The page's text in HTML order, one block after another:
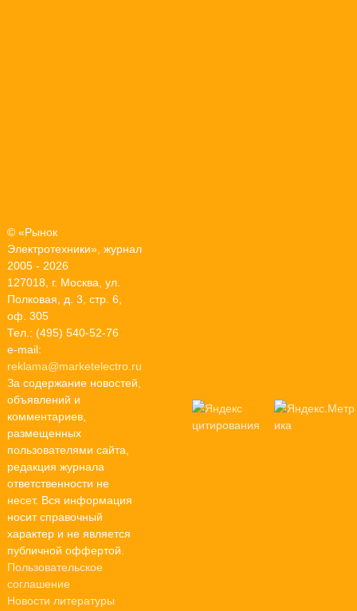
© «Рынок
Электротехники», журнал
2005 - 2026
127018, г. Москва, ул.
Полковая, д. 3, стр. 6,
оф. 305
Тел.: (495) 540-52-76
e-mail:
reklama@marketelectro.ru
За содержание новостей,
объявлений и
комментариев,
размещенных
пользователями сайта,
редакция журнала
ответственности не
несет. Вся информация
носит справочный
характер и не является
публичной оффертой.
Пользовательское
соглашение
Новости литературы